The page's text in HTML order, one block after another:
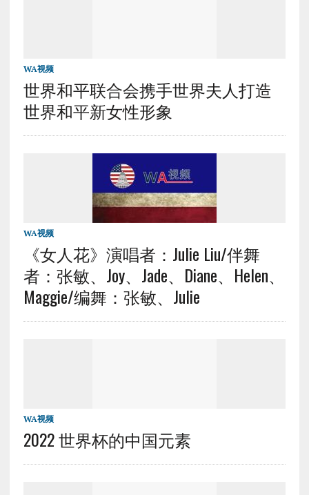
WA视频
世界和平联合会携手世界夫人打造
世界和平新女性形象
WA视频
《女人花》演唱者：Julie Liu/伴舞
者：张敏、Joy、Jade、Diane、Helen、
Maggie/编舞：张敏、Julie
WA视频
2022 世界杯的中国元素